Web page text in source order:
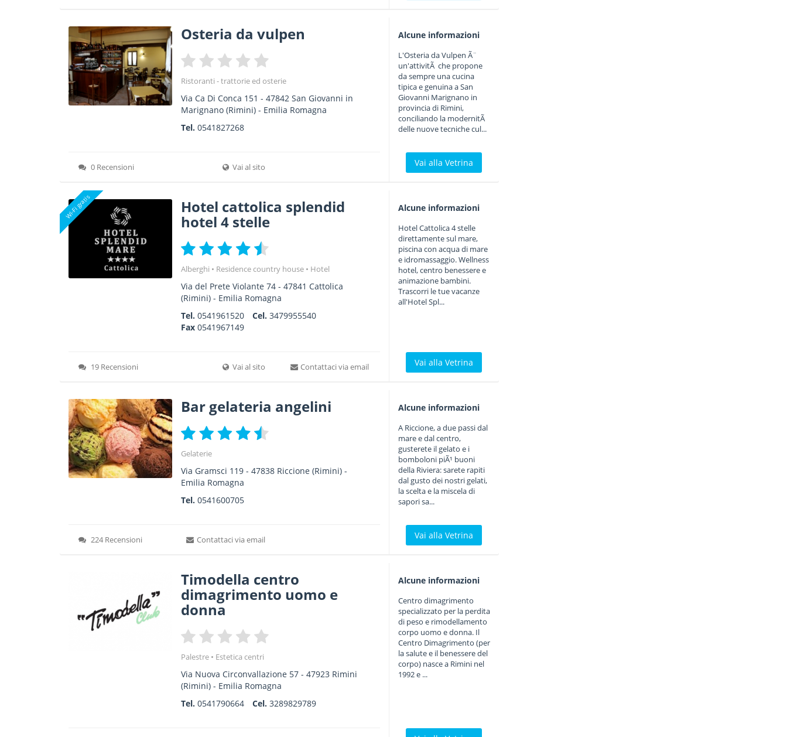
Osteria da vulpen
Ristoranti - trattorie ed osterie
Via Ca Di Conca 151 -47842 San Giovanni in
Marignano (Rimini) - Emilia Romagna
Tel.0541827268
0 Recensioni Vai al sito
Alcune informazioni
L'Osteria da Vulpen Ã¨
un'attivitÃ che propone
da sempre una cucina
tipica e genuina a San
Giovanni Marignano in
provincia di Rimini,
conciliando la modernitÃ
delle nuove tecniche cul...
Vai alla Vetrina
Wi-Fi gratis Hotel cattolica splendid
hotel 4 stelle
Alberghi Residence country house Hotel
Via del Prete Violante 74 -47841 Cattolica
(Rimini) - Emilia Romagna
Tel.0541961520 Cel.3479955540
Fax0541967149
19 Recensioni Vai al sito Contattaci via email
Alcune informazioni
Hotel Cattolica 4 stelle
direttamente sul mare,
piscina con acqua di mare
e idromassaggio. Wellness
hotel, centro benessere e
animazione bambini.
Trascorri le tue vacanze
all'Hotel Spl...
Vai alla Vetrina
Bar gelateria angelini
Gelaterie
Via Gramsci 119 -47838 Riccione (Rimini) -
Emilia Romagna
Tel.0541600705
224 Recensioni Contattaci via email
Alcune informazioni
A Riccione, a due passi dal
mare e dal centro,
gusterete il gelato e i
bomboloni piÃ¹ buoni
della Riviera: sarete rapiti
dal gusto dei nostri gelati,
la scelta e la miscela di
sapori sa...
Vai alla Vetrina
Timodella centro
dimagrimento uomo e
donna
Palestre Estetica centri
Via Nuova Circonvallazione 57 -47923 Rimini
(Rimini) - Emilia Romagna
Tel.0541790664 Cel.3289829789
Alcune informazioni
Centro dimagrimento
specializzato per la perdita
di peso e rimodellamento
corpo uomo e donna. Il
Centro Dimagrimento (per
la salute e il benessere del
corpo) nasce a Rimini nel
1992 e ...